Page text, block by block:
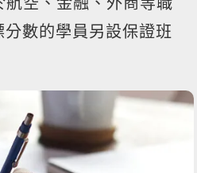
數的學員另設保證班